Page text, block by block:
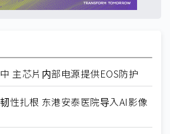
主芯片内部电源提供EOS防护
性扎根 东港安泰医院导入AI影像